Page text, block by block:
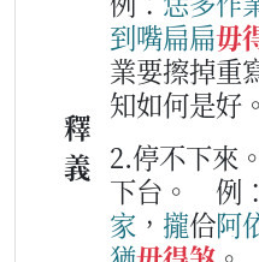
釋
義
到嘴扁扁毋
業要擦掉重
知如何是好
2.停不下來
下台。
例：
家 ， 攏佮阿